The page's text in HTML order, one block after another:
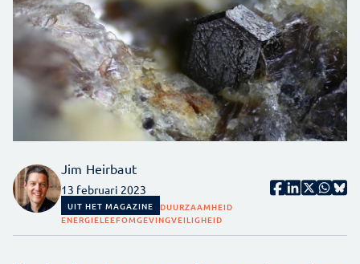
Jim Heirbaut
13 februari 2023
UIT HET MAGAZINE DUURZAAMHEID
ENERGIELEEFOMGEVINGVEILIGHEID